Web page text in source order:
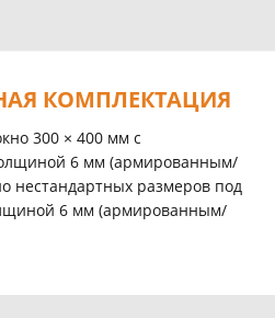
КОМПЛЕКТАЦИЯ
300 × 400 мм с
6 мм (армированным/
нестандартных размеров под
6 мм (армированным/